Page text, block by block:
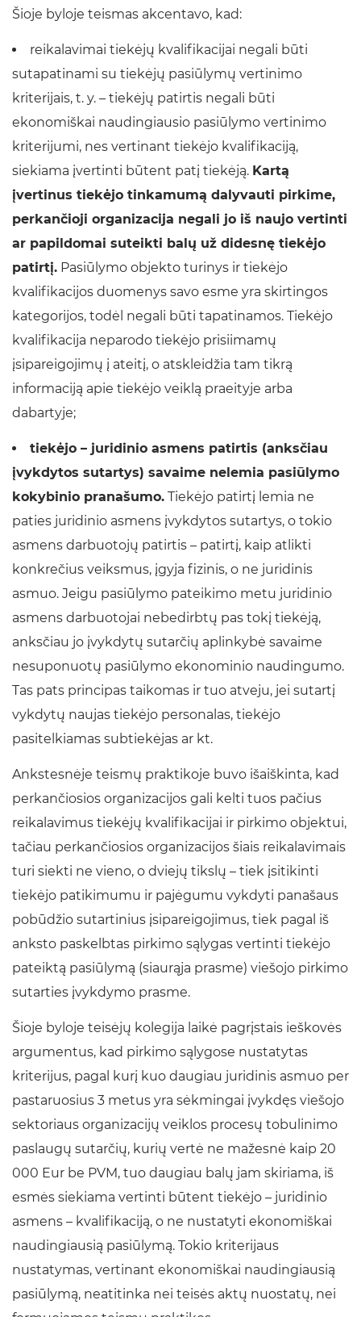
Šioje byloje teismas akcentavo, kad:
reikalavimai tiekėjų kvalifikacijai negali būti
sutapatinami su tiekėjų pasiūlymų vertinimo
kriterijais, t. y. – tiekėjų patirtis negali būti
ekonomiškai naudingiausio pasiūlymo vertinimo
kriterijumi, nes vertinant tiekėjo kvalifikaciją,
siekiama įvertinti būtent patį tiekėją. Kartą
įvertinus tiekėjo tinkamumą dalyvauti pirkime,
perkančioji organizacija negali jo iš naujo vertinti
ar papildomai suteikti balų už didesnę tiekėjo
patirtį. Pasiūlymo objekto turinys ir tiekėjo
kvalifikacijos duomenys savo esme yra skirtingos
kategorijos, todėl negali būti tapatinamos. Tiekėjo
kvalifikacija neparodo tiekėjo prisiimamų
įsipareigojimų į ateitį, o atskleidžia tam tikrą
informaciją apie tiekėjo veiklą praeityje arba
dabartyje;
tiekėjo – juridinio asmens patirtis (anksčiau
įvykdytos sutartys) savaime nelemia pasiūlymo
kokybinio pranašumo. Tiekėjo patirtį lemia ne
paties juridinio asmens įvykdytos sutartys, o tokio
asmens darbuotojų patirtis – patirtį, kaip atlikti
konkrečius veiksmus, įgyja fizinis, o ne juridinis
asmuo. Jeigu pasiūlymo pateikimo metu juridinio
asmens darbuotojai nebedirbtų pas tokį tiekėją,
anksčiau jo įvykdytų sutarčių aplinkybė savaime
nesuponuotų pasiūlymo ekonominio naudingumo.
Tas pats principas taikomas ir tuo atveju, jei sutartį
vykdytų naujas tiekėjo personalas, tiekėjo
pasitelkiamas subtiekėjas ar kt.
Ankstesnėje teismų praktikoje buvo išaiškinta, kad
perkančiosios organizacijos gali kelti tuos pačius
reikalavimus tiekėjų kvalifikacijai ir pirkimo objektui,
tačiau perkančiosios organizacijos šiais reikalavimais
turi siekti ne vieno, o dviejų tikslų – tiek įsitikinti
tiekėjo patikimumu ir pajėgumu vykdyti panašaus
pobūdžio sutartinius įsipareigojimus, tiek pagal iš
anksto paskelbtas pirkimo sąlygas vertinti tiekėjo
pateiktą pasiūlymą (siaurąja prasme) viešojo pirkimo
sutarties įvykdymo prasme.
Šioje byloje teisėjų kolegija laikė pagrįstais ieškovės
argumentus, kad pirkimo sąlygose nustatytas
kriterijus, pagal kurį kuo daugiau juridinis asmuo per
pastaruosius 3 metus yra sėkmingai įvykdęs viešojo
sektoriaus organizacijų veiklos procesų tobulinimo
paslaugų sutarčių, kurių vertė ne mažesnė kaip 20
000 Eur be PVM, tuo daugiau balų jam skiriama, iš
esmės siekiama vertinti būtent tiekėjo – juridinio
asmens – kvalifikaciją, o ne nustatyti ekonomiškai
naudingiausią pasiūlymą. Tokio kriterijaus
nustatymas, vertinant ekonomiškai naudingiausią
pasiūlymą, neatitinka nei teisės aktų nuostatų, nei